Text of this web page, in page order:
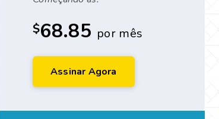
$68.85 por mês
Assinar Agora